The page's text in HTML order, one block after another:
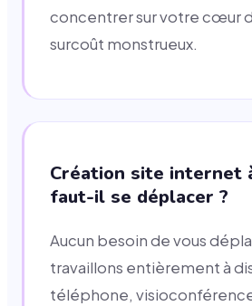
concentrer sur votre cœur
surcoût monstrueux.
Création site internet
faut-il se déplacer ?
Aucun besoin de vous
travaillons entièrement à
téléphone,